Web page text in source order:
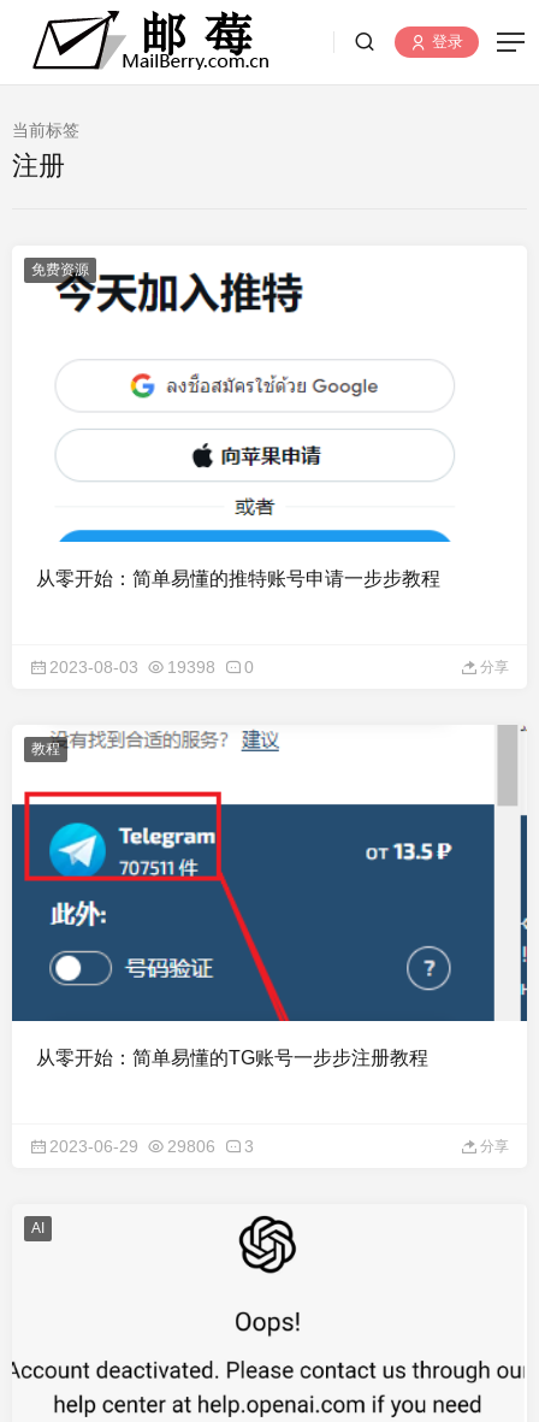
登录
当前标签
注册
免费资源
从零开始：简单易懂的推特账号申请一步步教程
2023-08-03 19398 0 分享
教程
从零开始：简单易懂的TG账号一步步注册教程
2023-06-29 29806 3 分享
AI